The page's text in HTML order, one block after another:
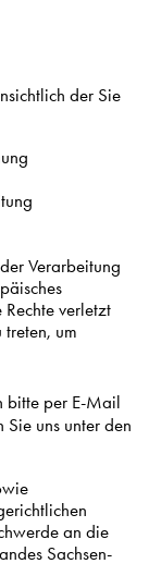
der Sie
Verarbeitung
verletzt
um
bitte per E-Mail
uns unter den
an die
Sachsen-